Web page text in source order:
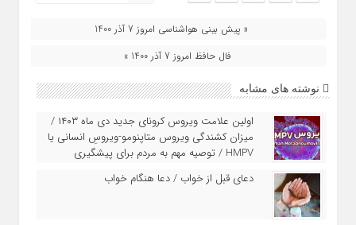
« پیش بینی هواشناسی امروز 7 آذر 1400
فال حافظ امروز 7 آذر 1400 »
نوشته های مشابه
اولین علامت ویروس کرونای جدید دی ماه ۱۴۰۳ /
میزان کشندگی ویروس متاپنومو-ویروسِ انسانی یا
HMPV / توصیه مهم به مردم برای پیشگیری
دعای قبل از خواب / دعا هنگام خواب